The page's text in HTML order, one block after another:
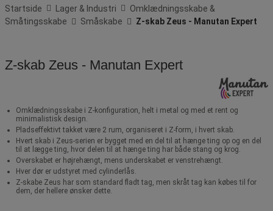
Startside Lager & Industri
Omklædningsskabe &
Småtingsskabe
Småskabe Z-skab Zeus - Manutan Expert
Z-skab Zeus - Manutan Expert
Omklædningsskabe i Z-konfiguration, helt i metal og med et rent og
minimalistisk design.
Pladseffektivt takket være 2 rum, organiseret i Z-form, i hvert skab.
Hvert skab i Zeus-serien er bygget med en del til at hænge ting op og en del
til at lægge ting, hvor delen til at hænge ting har både stang og krog.
Overskabet er højrehængt, mens underskabet er venstrehængt.
Hver dør er udstyret med cylinderlås.
Z-skabe Zeus har som standard fladt tag, men skråt tag kan købes til for
dem, der hellere ønsker dette.